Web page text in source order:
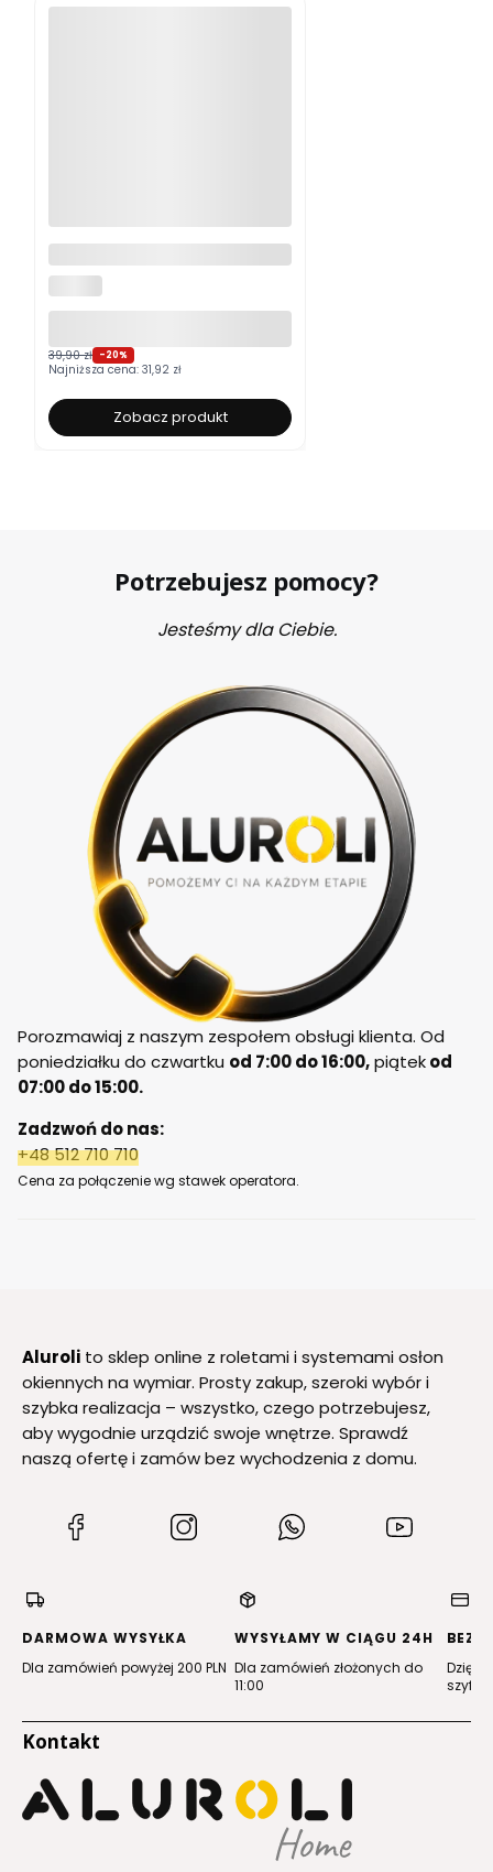
Moskitiera okienna na wymiar
39,90 zł -20%
Najniższa cena: 31,92 zł
Zobacz produkt
Potrzebujesz pomocy?
Jesteśmy dla Ciebie.
Porozmawiaj z naszym zespołem obsługi klienta. Od
poniedziałku do czwartku od 7:00 do 16:00,piątekod
07:00 do 15:00.
Zadzwoń do nas:
+48 512 710 710
Cena za połączenie wg stawek operatora.
Aluroli to sklep online z roletami i systemami osłon
okiennych na wymiar. Prosty zakup, szeroki wybór i
szybka realizacja – wszystko, czego potrzebujesz,
aby wygodnie urządzić swoje wnętrze. Sprawdź
naszą ofertę i zamów bez wychodzenia z domu.
(Otwiera
nowej
(Otwiera
(Otwiera
nowej
DARMOWA WYSYŁKA
Dla zamówień powyżej 200 PLN
WYSYŁAMY W CIĄGU 24H
Dla zamówień złożonych do
11:00
Dzięki
Kontakt